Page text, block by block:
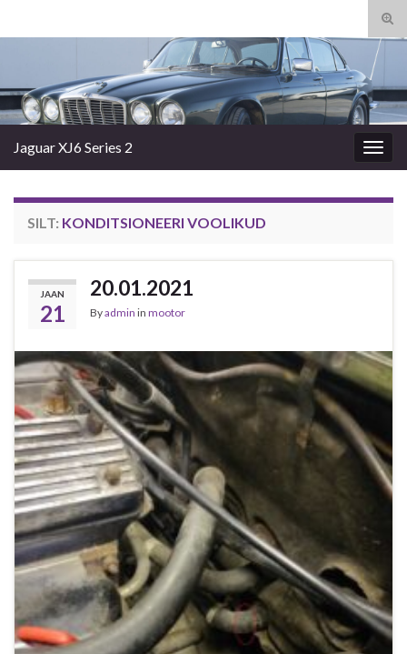
Search for:
Jaguar XJ6 Series 2
SILT: KONDITSIONEERI VOOLIKUD
JAAN
21
20.01.2021
Byadmin in mootor